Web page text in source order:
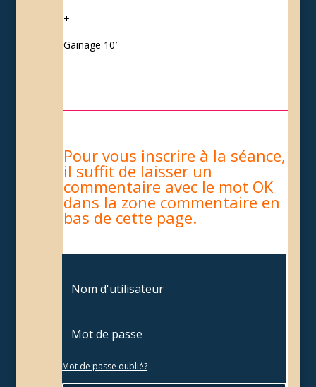
+
Gainage 10′
Pour vous inscrire à la séance,
il suffit de laisser un
commentaire avec le mot OK
dans la zone commentaire en
bas de cette page.
Mot de passe oublié?